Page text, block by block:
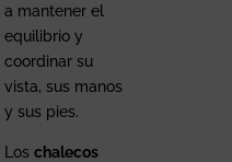
a mantener el
equilibrio y
coordinar su
vista, sus manos
y sus pies.
Los chalecos